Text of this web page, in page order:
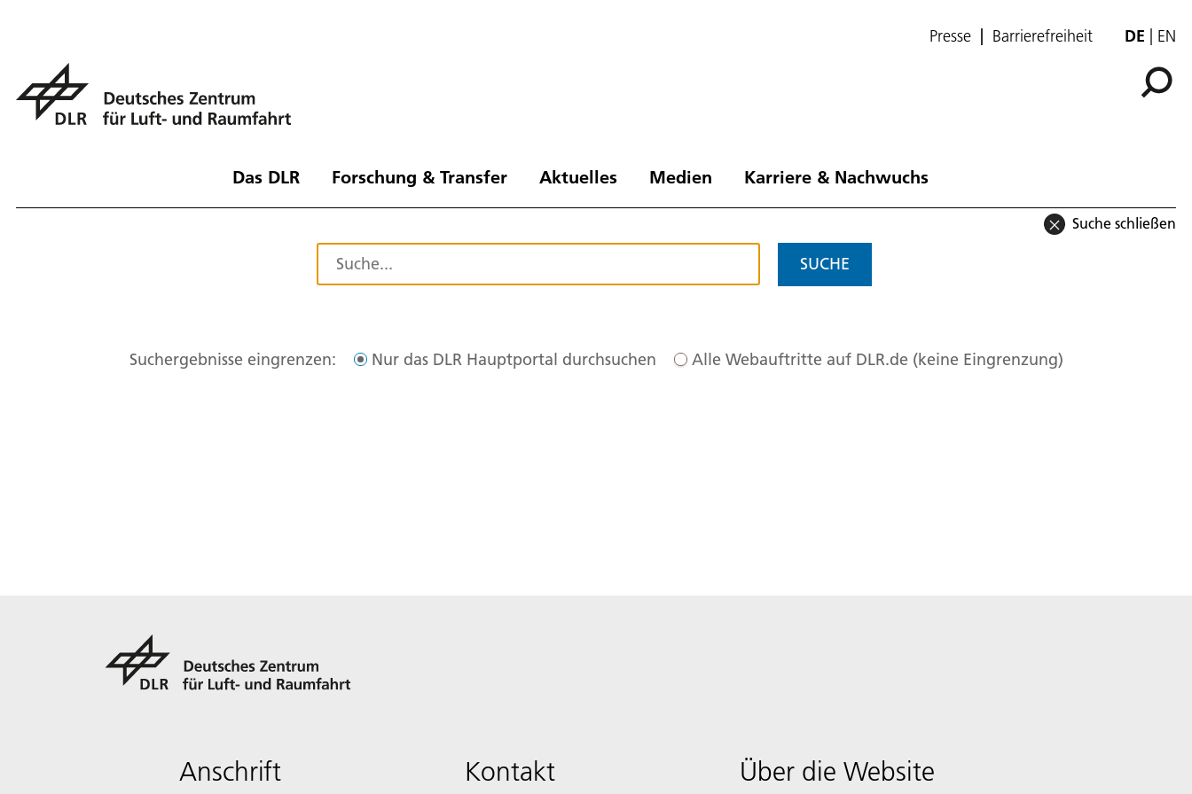
Presse Barrierefreiheit DE EN
Das DLR Forschung & Transfer Aktuelles Medien Karriere & Nachwuchs
Suche schließen
SUCHE
Suchergebnisse eingrenzen: Nur das DLR Hauptportal durchsuchen Alle Webauftritte auf DLR.de (keine Eingrenzung)
Anschrift Kontakt Über die Website